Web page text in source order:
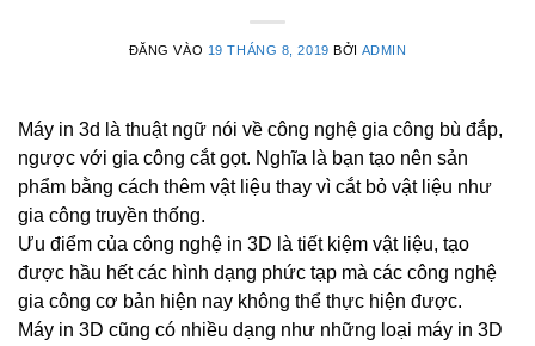
ĐĂNG VÀO 19 THÁNG 8, 2019 BỞI ADMIN
Máy in 3d là thuật ngữ nói về công nghệ gia công bù đắp,
ngược với gia công cắt gọt. Nghĩa là bạn tạo nên sản
phẩm bằng cách thêm vật liệu thay vì cắt bỏ vật liệu như
gia công truyền thống.
Ưu điểm của công nghệ in 3D là tiết kiệm vật liệu, tạo
được hầu hết các hình dạng phức tạp mà các công nghệ
gia công cơ bản hiện nay không thể thực hiện được.
Máy in 3D cũng có nhiều dạng như những loại máy in 3D